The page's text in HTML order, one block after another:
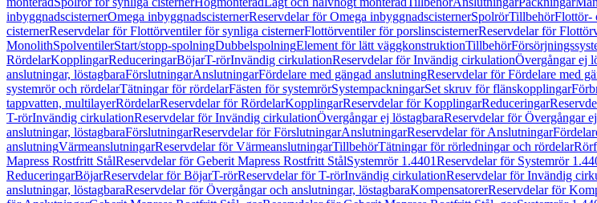
inbyggnadscisternerOmega inbyggnadscisternerReservdelar för Omega inbyggnadscisternerSpolrörTillbehörFlottör-
cisternerReservdelar för Flottörventiler för synliga cisternerFlottörventiler för porslinscisternerReservdelar för
MonolithSpolventilerStart/stopp-spolningDubbelspolningElement för lätt väggkonstruktionTillbehör
RördelarKopplingarReduceringarBöjarT-rörInvändig cirkulationReservdelar för Invändig cirkulationÖvergångar ej
anslutningar, löstagbaraFörslutningarAnslutningarFördelare med gängad anslutningReservdelar för Fördelare med
systemrör och rördelarTätningar för rördelarFästen för systemrörSystempackningarSet skruv för flänskopplingar
tappvatten, multilayerRördelarReservdelar för RördelarKopplingarReservdelar för KopplingarReduceringar
T-rörInvändig cirkulationReservdelar för Invändig cirkulationÖvergångar ej löstagbaraReservdelar för Övergångar
anslutningar, löstagbaraFörslutningarReservdelar för FörslutningarAnslutningarReservdelar för Anslutningar
anslutningVärmeanslutningarReservdelar för VärmeanslutningarTillbehörTätningar för rörledningar och rördelar
Mapress Rostfritt StålReservdelar för Geberit Mapress Rostfritt StålSystemrör 1.4401Reservdelar för Systemrör
ReduceringarBöjarReservdelar för BöjarT-rörReservdelar för T-rörInvändig cirkulationReservdelar för Invändig
anslutningar, löstagbaraReservdelar för Övergångar och anslutningar, löstagbaraKompensatorerReservdelar för